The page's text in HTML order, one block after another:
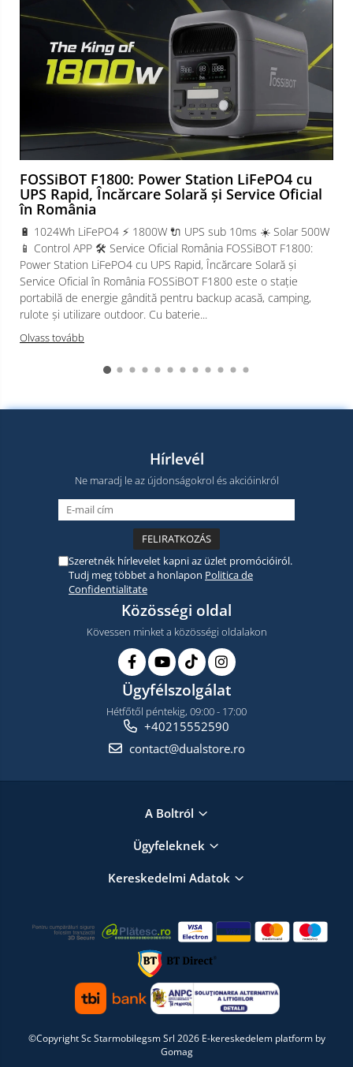
FOSSiBOT F1800: Power Station LiFePO4 cu
UPS Rapid, Încărcare Solară și Service Oficial
în România
🔋 1024Wh LiFePO4 ⚡ 1800W 🔌 UPS sub 10ms ☀️ Solar 500W
📱 Control APP 🛠️ Service Oficial România FOSSiBOT F1800:
Power Station LiFePO4 cu UPS Rapid, Încărcare Solară și
Service Oficial în România FOSSiBOT F1800 este o stație
portabilă de energie gândită pentru backup acasă, camping,
rulote și utilizare outdoor. Cu baterie...
Olvass tovább
Hírlevél
Ne maradj le az újdonságokrol és akcióinkról
Szeretnék hírlevelet kapni az üzlet promócióiról.
Tudj meg többet a honlapon Politica de
Confidentialitate
Közösségi oldal
Kövessen minket a közösségi oldalakon
Ügyfélszolgálat
Hétfőtől péntekig, 09:00 - 17:00
+40215552590
contact@dualstore.ro
A Boltról
Ügyfeleknek
Kereskedelmi Adatok
©Copyright Sc Starmobilegsm Srl 2026 E-kereskedelem platform by
Gomag